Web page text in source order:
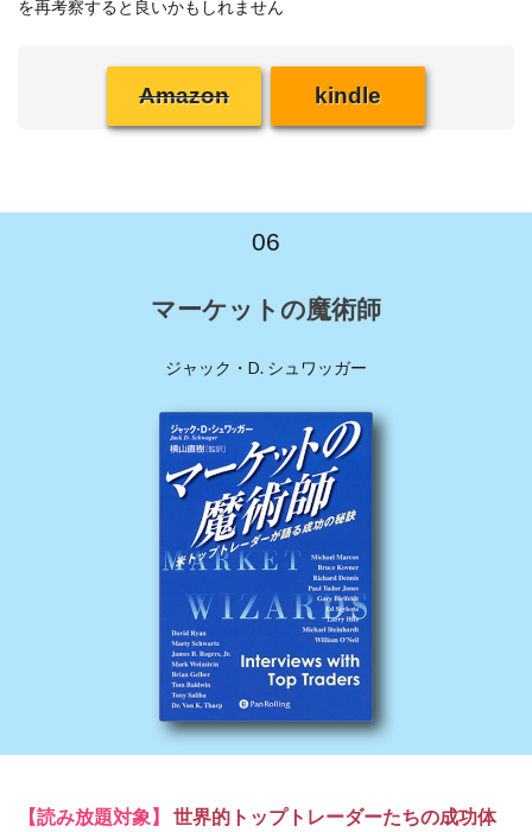
を再考察すると良いかもしれません
Amazon kindle
06
マーケットの魔術師
ジャック・D. シュワッガー
【読み放題対象】
世界的トップトレーダーたちの成功体